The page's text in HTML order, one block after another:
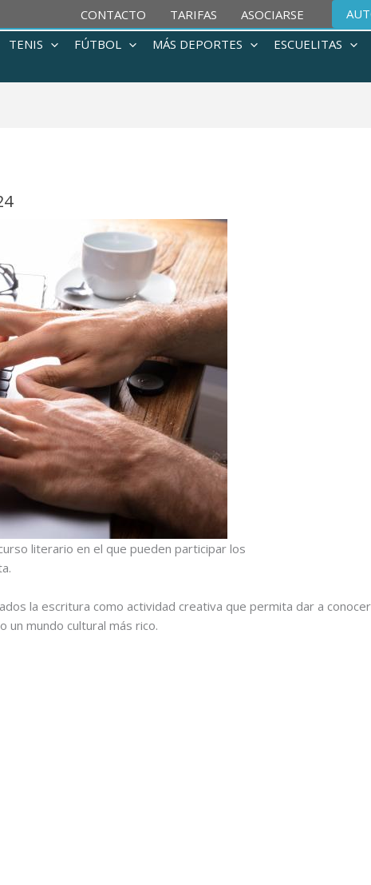
CONTACTO TARIFAS ASOCIARSE
TENIS FÚTBOL MÁS DEPORTES ESCUELITAS
literario en el que pueden participar los
la escritura como actividad creativa que permita dar a
mundo cultural más rico.